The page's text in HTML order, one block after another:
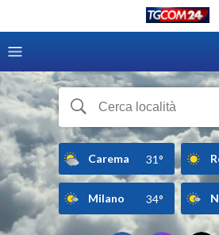
Carema 31°
Milano 34°